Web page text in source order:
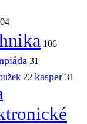
106
31
22 kasper 31